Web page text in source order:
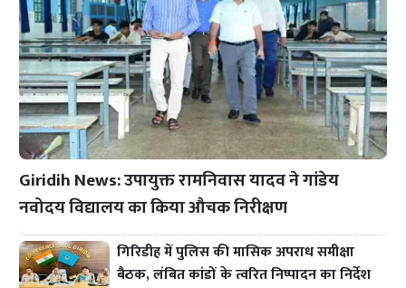
Giridih News: उपायुक्त रामनिवास यादव ने गांडेय
नवोदय विद्यालय का किया औचक निरीक्षण
गिरिडीह में पुलिस की मासिक अपराध समीक्षा
बैठक, लंबित कांडों के त्वरित निष्पादन का निर्देश